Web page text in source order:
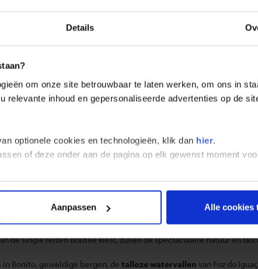
Details
om onze site betrouwbaar te laten werken, om ons in
relevante inhoud en gepersonaliseerde advertenties op de
optionele cookies en technologieën, klik dan hier.
of deze onder aan de pagina op elk gewenst moment
Aanpassen Alle cookies
samen, dat is een single reis Brazilië! Brazilië ontdekken met
alleen op uit te trekken of in het gezelschap van de groep
steden.
, mag je tijdens je
hagelwitte stranden en bij pittoreske baaien onder toeziend oog
muziek en dansop en maakt daarmee Rio de Janeiro tot een
Janeiro, waar alles draaide om de zoektocht naar goud, zijn de
de single reizen Brazilië kiest, zullen de spectaculaire natuur en
in Bonito, geweldige bergen, de talloze watervallen van Foz do